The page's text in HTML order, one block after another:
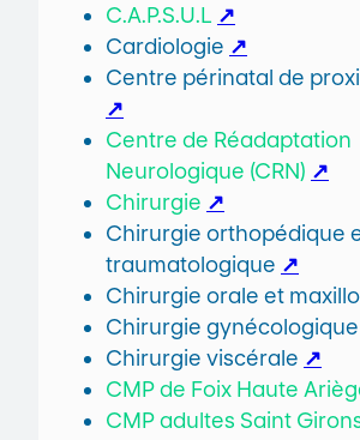
C.A.P.S.U.L ↗
Cardiologie ↗
Centre périnatal de
↗
Centre de Réadaptation
Neurologique (CRN) ↗
Chirurgie ↗
Chirurgie orthopédique
traumatologique ↗
Chirurgie orale et
Chirurgie gynécologique
Chirurgie viscérale ↗
CMP de Foix Haute
CMP adultes Saint